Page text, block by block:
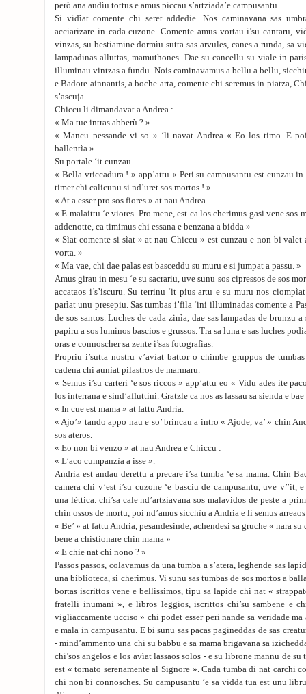
però ana audìu tottus e amus piccau s’artziada’e campusantu.
Si vidìat comente chi seret addedie. Nos caminavana sas
acciarizare in cada cuzone. Comente amus vortau i’su cantaru,
vinzas, su bestiamine dormìu sutta sas arvules, canes a runda, sa
lampadinas alluttas, mamuthones. Dae su cancellu su viale in
illuminau vintzas a fundu. Nois caminavamus a bellu a bellu,
e Badore ainnantis, a boche arta, comente chi seremus in piatza,
s’ascuja.
Chiccu li dimandavat a Andrea :
« Ma tue intras abberù ? »
« Mancu pessande vi so » ‘li navat Andrea « Eo los timo. E
ballentìa »
Su portale ‘it cunzau.
« Bella vriccadura ! » app’attu « Peri su campusantu est cunzau in
timer chi calicunu si nd’uret sos mortos ! »
« At a esser pro sos fiores » at nau Andrea.
« E malaittu ‘e viores. Pro mene, est ca los cherimus gasi vene sos
addenotte, ca timimus chi essana e benzana a bidda »
« Sìat comente si sìat » at nau Chiccu » est cunzau e non bi valet
vorta. »
« Ma vae, chi dae palas est basceddu su muru e si jumpat a passu. »
Amus girau in mesu ‘e su sacrariu, uve sunu sos cipressos de sos
accataos i’s’iscuru. Su terrinu ‘it pius artu e su muru nos
parìat unu presepiu. Sas tumbas i’fila ‘ini illuminadas comente a
de sos santos. Luches de cada zinìa, dae sas lampadas de brunzu
papiru a sos luminos bascios e grussos. Tra sa luna e sas luches
oras e connoscher sa zente i’sas fotografias.
Propriu i’sutta nostru v’avìat battor o chimbe gruppos de
cadena chi aunìat pilastros de marmaru.
« Semus i’su carteri ‘e sos riccos » app’attu eo « Vidu ades ite
los interrana e sind’affuttini. Gratzle ca nos as lassau sa sienda e
« In cue est mama » at fattu Andria.
« Ajo’» tando appo nau e so’ brincau a intro « Ajode, va’ » chin
sos ateros.
« Eo non bi venzo » at nau Andrea e Chiccu :
« L’aco cumpanzìa a isse ».
Andria est andau derettu a precare i’sa tumba ‘e sa mama. Chin
camera chi v’est i’su cuzone ‘e basciu de campusantu, uve v’’it,
una lèttica. chi’sa cale nd’artziavana sos malavidos de peste a
chin ossos de mortu, poi nd’amus sicchìu a Andria e li semus
« Be’ » at fattu Andria, pesandesinde, achendesi sa gruche « nara su
bene a chistionare chin mama »
« E chie nat chi nono ? »
Passos passos, colavamus da una tumba a s’atera, leghende sas
una biblioteca, si cherimus. Vi sunu sas tumbas de sos mortos a
bortas iscrittos vene e bellissimos, tipu sa lapide chi nat «
fratelli inumani », e libros leggios, iscrittos chi’su sambene e
vigliaccamente ucciso » chi podet esser peri nande sa veridade ma
e mala in campusantu. E bi sunu sas pacas pagineddas de sas
- mind’ammento una chi su babbu e sa mama brigavana sa
chi’sos angelos e los avìat lassaos solos - e su librone mannu de
est « tornato serenamente al Signore ». Cada tumba di nat carchi
chi non bi connosches. Su campusantu ‘e sa vidda tua est unu